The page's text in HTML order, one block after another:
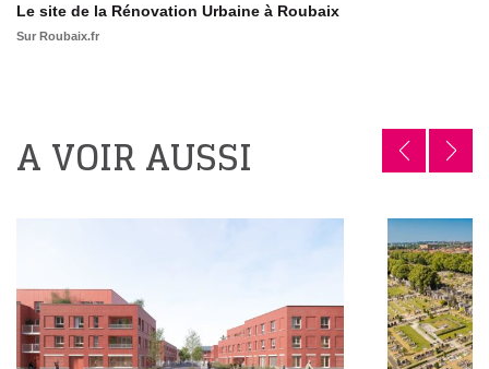
Le site de la Rénovation Urbaine à Roubaix
Sur Roubaix.fr
A VOIR AUSSI